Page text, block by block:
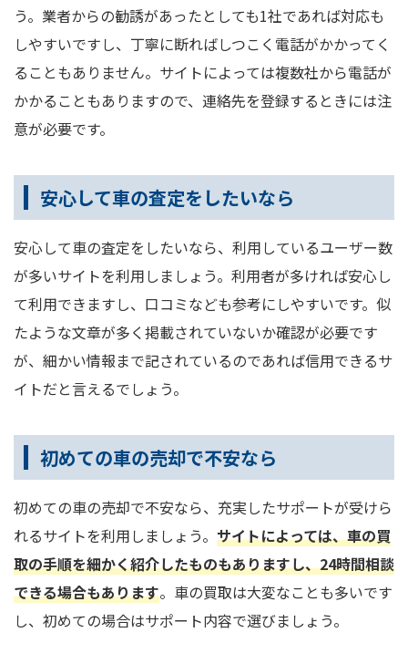
う。業者からの勧誘があったとしても1社であれば対応も
しやすいですし、丁寧に断ればしつこく電話がかかってく
ることもありません。サイトによっては複数社から電話が
かかることもありますので、連絡先を登録するときには注
意が必要です。
安心して車の査定をしたいなら
安心して車の査定をしたいなら、利用しているユーザー数
が多いサイトを利用しましょう。利用者が多ければ安心し
て利用できますし、口コミなども参考にしやすいです。似
たような文章が多く掲載されていないか確認が必要です
が、細かい情報まで記されているのであれば信用できるサ
イトだと言えるでしょう。
初めての車の売却で不安なら
初めての車の売却で不安なら、充実したサポートが受けら
れるサイトを利用しましょう。 サイトによっては、車の買
取の手順を細かく紹介したものもありますし、24時間相談
できる場合もあります。車の買取は大変なことも多いです
し、初めての場合はサポート内容で選びましょう。